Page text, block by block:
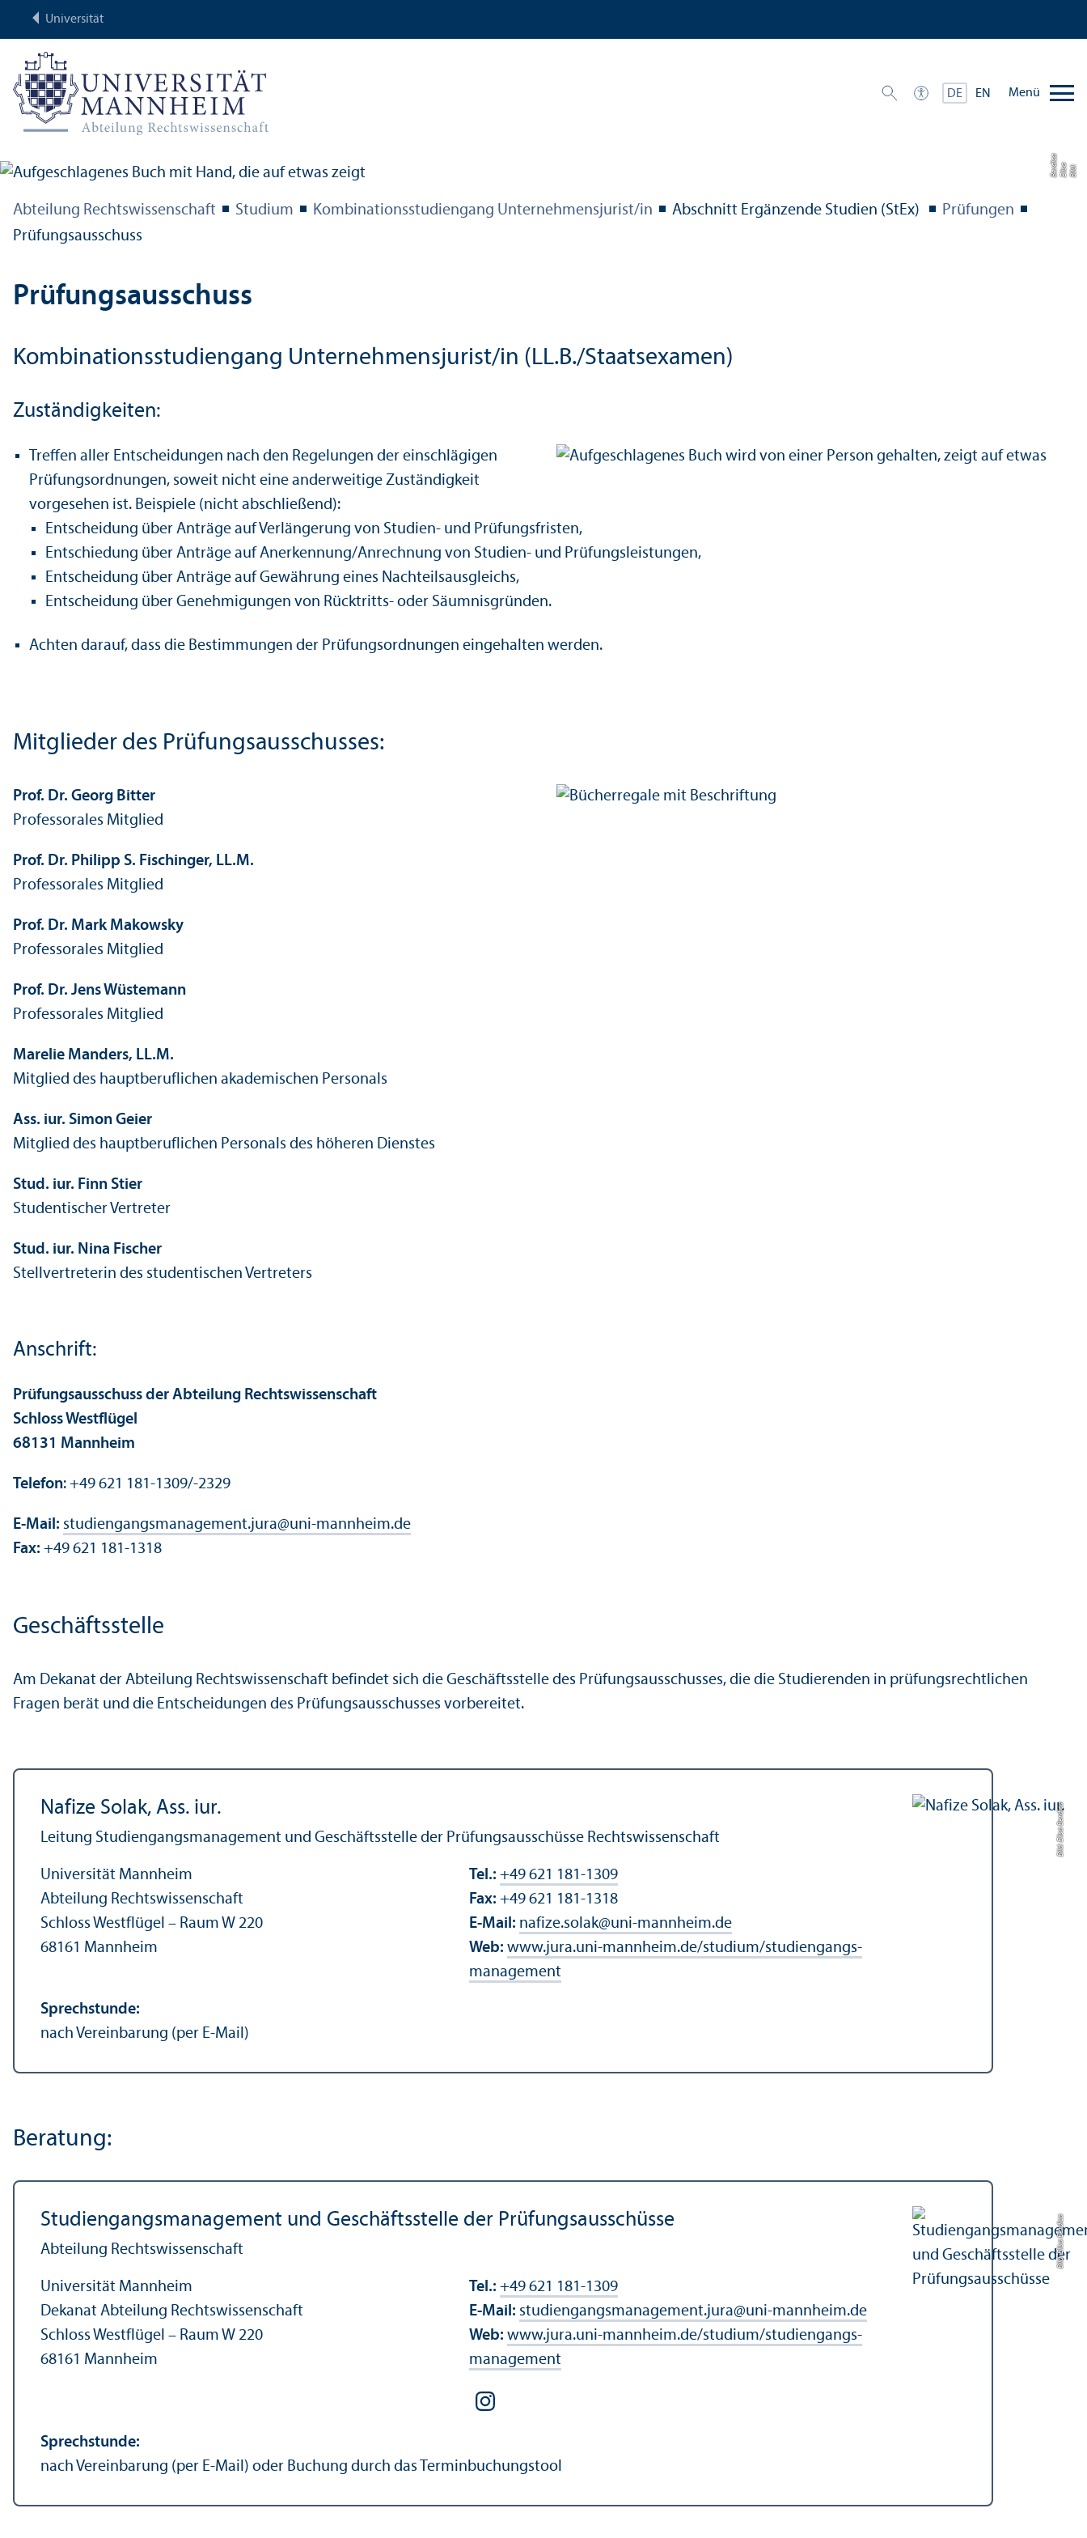
Universität
DE EN Menü
Bil
d:
Eli
s
a
B
e
r
dic
a
Abteilung Rechts­wissenschaft Studium Kombinations­studien­gang Unter­nehmens­jurist/in Abschnitt Ergänzende Studien (StEx)
Prüfungen
Prüfungs­ausschuss
Prüfungs­ausschuss
Kombinations­studien­gang Unter­nehmens­jurist/in (LL.B./Staats­examen)
Zuständigkeiten:
Treffen aller Entscheidungen nach den Regelungen der einschlägigen
Prüfungs­ordnungen, soweit nicht eine anderweitige Zuständigkeit
vorgesehen ist. Beispiele (nicht abschließend):
Entscheidung über Anträge auf Verlängerung von Studien- und Prüfungs­fristen,
Entschiedung über Anträge auf Anerkennung/Anrechnung von Studien- und Prüfungs­leistungen,
Entscheidung über Anträge auf Gewährung eines Nachteilsausgleichs,
Entscheidung über Genehmigungen von Rücktritts- oder Säumnisgründen.
Achten darauf, dass die Bestimmungen der Prüfungs­ordnungen eingehalten werden.
Mitglieder des Prüfungs­ausschusses:
Prof. Dr. Georg Bitter
Professorales Mitglied
Prof. Dr. Philipp S. Fischinger, LL.M.
Professorales Mitglied
Prof. Dr. Mark Makowsky
Professorales Mitglied
Prof. Dr. Jens Wüstemann
Professorales Mitglied
Marelie Manders, LL.M.
Mitglied des hauptberuflichen akademischen Personals
Ass. iur. Simon Geier
Mitglied des hauptberuflichen Personals des höheren Dienstes
Stud. iur. Finn Stier
Studentischer Vertreter
Stud. iur. Nina Fischer
Stellvertreterin des studentischen Vertreters
Anschrift:
Prüfungs­ausschuss der Abteilung Rechts­wissenschaft
Schloss Westflügel
68131 Mannheim
Telefon: +49 621 181-1309/-2329
E-Mail: studien­gangsmanagement.jura@uni-mannheim.de
Fax: +49 621 181-1318
Geschäfts­stelle
Am Dekanat der Abteilung Rechts­wissenschaft befindet sich die Geschäfts­stelle des Prüfungs­ausschusses, die die Studierenden in prüfungs­rechtlichen
Fragen berät und die Entscheidungen des Prüfungs­ausschusses vorbereitet.
Bild: Elisa Berdica
Nafize Solak, Ass. iur.
Leitung Studien­gangs­management und Geschäfts­stelle der Prüfungs­ausschüsse Rechts­wissenschaft
Universität Mannheim
Abteilung Rechts­wissenschaft
Schloss Westflügel – Raum W 220
68161 Mannheim
Tel.: +49 621 181-1309
Fax: +49 621 181-1318
E-Mail: nafize.solak@uni-mannheim.de
Web: www.jura.uni-mannheim.de/studium/studien­gangs­
management
Sprechstunde:
nach Vereinbarung (per E-Mail)
Beratung:
Bild: Elisa Berdica
Studien­gangs­management und Geschäfts­stelle der Prüfungs­ausschüsse
Abteilung Rechts­wissenschaft
Universität Mannheim
Dekanat Abteilung Rechts­wissenschaft
Schloss Westflügel – Raum W 220
68161 Mannheim
Tel.: +49 621 181-1309
E-Mail: studien­gangsmanagement.jura@uni-mannheim.de
Web: www.jura.uni-mannheim.de/studium/studien­gangs­
management
Sprechstunde:
nach Vereinbarung (per E-Mail) oder Buchung durch das Terminbuchungs­tool